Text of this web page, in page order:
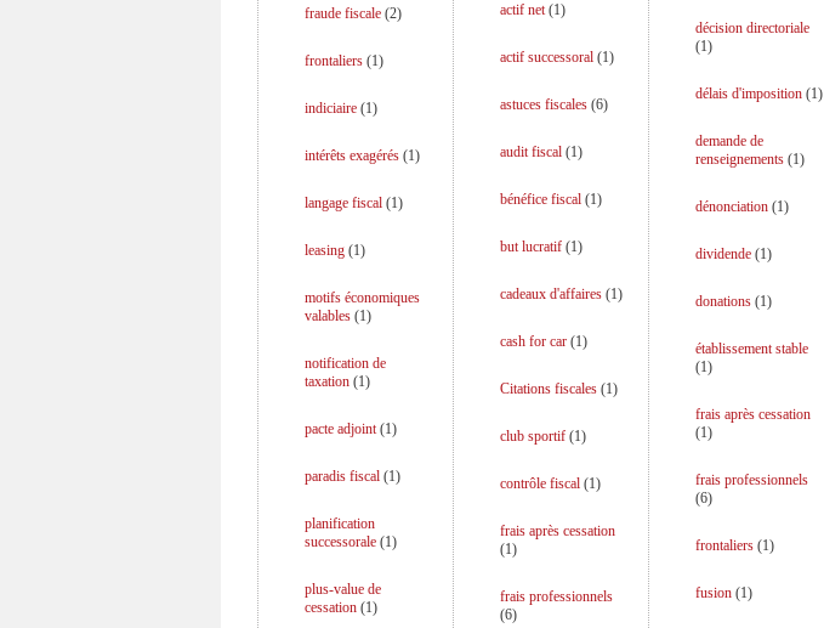
fraude fiscale (2)
frontaliers (1)
indiciaire (1)
intérêts exagérés (1)
langage fiscal (1)
leasing (1)
motifs économiques
valables (1)
notification de
taxation (1)
pacte adjoint(1)
paradis fiscal (1)
planification
successorale (1)
plus-value de
cessation (1)
actif net(1)
actif successoral(1)
astuces fiscales(6)
audit fiscal(1)
bénéfice fiscal(1)
but lucratif(1)
cadeaux d'affaires(1)
cash for car(1)
Citations fiscales(1)
club sportif(1)
contrôle fiscal(1)
frais après cessation
(1)
frais professionnels
(6)
décision directoriale
(1)
délais d'imposition(1)
demande de
renseignements(1)
dénonciation(1)
dividende(1)
donations(1)
établissement stable
(1)
frais après cessation
(1)
frais professionnels
(6)
frontaliers(1)
fusion(1)